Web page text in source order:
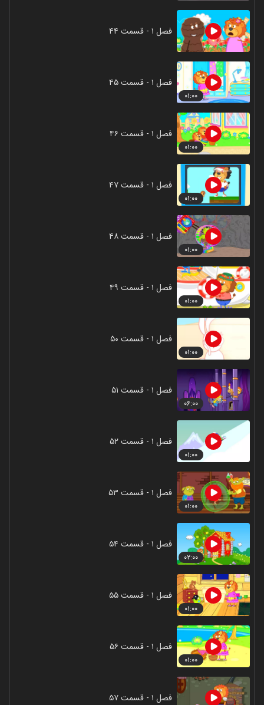
فصل ۱ - قسمت ۴۴
۰۱:۰۰
فصل ۱ - قسمت ۴۵
۰۱:۰۰
فصل ۱ - قسمت ۴۶
۰۱:۰۰
فصل ۱ - قسمت ۴۷
۰۱:۰۰
فصل ۱ - قسمت ۴۸
۰۱:۰۰
فصل ۱ - قسمت ۴۹
۰۱:۰۰
فصل ۱ - قسمت ۵۰
۰۶:۰۰
فصل ۱ - قسمت ۵۱
۰۱:۰۰
فصل ۱ - قسمت ۵۲
۰۱:۰۰
فصل ۱ - قسمت ۵۳
۰۲:۰۰
فصل ۱ - قسمت ۵۴
۰۱:۰۰
فصل ۱ - قسمت ۵۵
۰۱:۰۰
فصل ۱ - قسمت ۵۶
فصل ۱ - قسمت ۵۷